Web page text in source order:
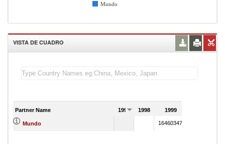
Mundo
VISTA DE CUADRO
Partner Name 1997 1998 1999
Mundo 164603472